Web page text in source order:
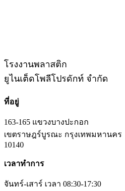
โรงงานพลาสติก
ยูไนเต็ดโพลีโปรดักท์ จำกัด
ที่อยู่
163-165 แขวงบางปะกอก
เขตราษฎร์บูรณะ กรุงเทพมหานคร
10140
เวลาทำการ
จันทร์-เสาร์ เวลา 08:30-17:30